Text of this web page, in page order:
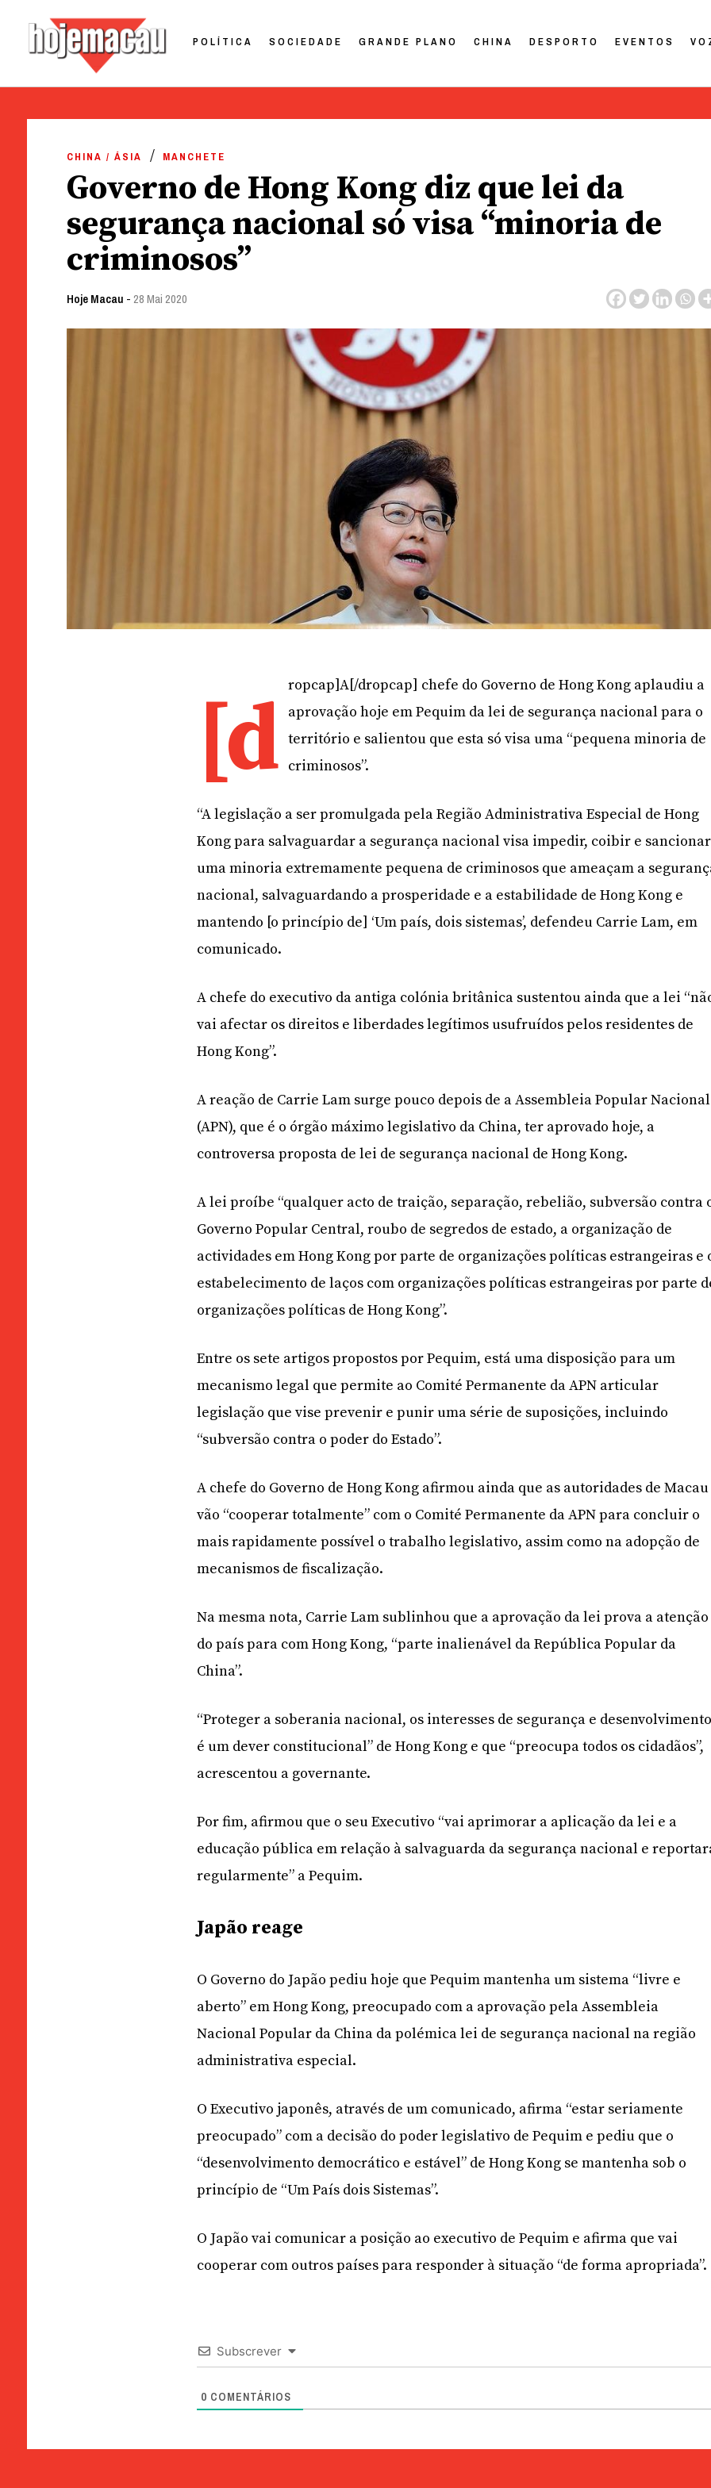
POLÍTICA SOCIEDADE GRANDE PLANO CHINA DESPORTO EVENTOS
CHINA / ÁSIA MANCHETE
Governo de Hong Kong diz que lei da
segurança nacional só visa “minoria de
criminosos”
Hoje Macau - 28 Mai 2020
[d ropcap]A[/dropcap] chefe do Governo de Hong Kong aplaudiu a
aprovação hoje em Pequim da lei de segurança nacional para o
território e salientou que esta só visa uma “pequena minoria de
criminosos”.
“A legislação a ser promulgada pela Região Administrativa Especial de Hong
Kong para salvaguardar a segurança nacional visa impedir, coibir e sancionar
uma minoria extremamente pequena de criminosos que ameaçam a
nacional, salvaguardando a prosperidade e a estabilidade de Hong Kong e
mantendo [o princípio de] ‘Um país, dois sistemas’, defendeu Carrie Lam, em
comunicado.
A chefe do executivo da antiga colónia britânica sustentou ainda que a lei
vai afectar os direitos e liberdades legítimos usufruídos pelos residentes de
Hong Kong”.
A reação de Carrie Lam surge pouco depois de a Assembleia Popular Nacional
(APN), que é o órgão máximo legislativo da China, ter aprovado hoje, a
controversa proposta de lei de segurança nacional de Hong Kong.
A lei proíbe “qualquer acto de traição, separação, rebelião, subversão contra
Governo Popular Central, roubo de segredos de estado, a organização de
actividades em Hong Kong por parte de organizações políticas estrangeiras e
estabelecimento de laços com organizações políticas estrangeiras por parte
organizações políticas de Hong Kong”.
Entre os sete artigos propostos por Pequim, está uma disposição para um
mecanismo legal que permite ao Comité Permanente da APN articular
legislação que vise prevenir e punir uma série de suposições, incluindo
“subversão contra o poder do Estado”.
A chefe do Governo de Hong Kong afirmou ainda que as autoridades de Macau
vão “cooperar totalmente” com o Comité Permanente da APN para concluir o
mais rapidamente possível o trabalho legislativo, assim como na adopção de
mecanismos de fiscalização.
Na mesma nota, Carrie Lam sublinhou que a aprovação da lei prova a atenção
do país para com Hong Kong, “parte inalienável da República Popular da
China”.
“Proteger a soberania nacional, os interesses de segurança e
é um dever constitucional” de Hong Kong e que “preocupa todos os cidadãos”,
acrescentou a governante.
Por fim, afirmou que o seu Executivo “vai aprimorar a aplicação da lei e a
educação pública em relação à salvaguarda da segurança nacional e
regularmente” a Pequim.
Japão reage
O Governo do Japão pediu hoje que Pequim mantenha um sistema “livre e
aberto” em Hong Kong, preocupado com a aprovação pela Assembleia
Nacional Popular da China da polémica lei de segurança nacional na região
administrativa especial.
O Executivo japonês, através de um comunicado, afirma “estar seriamente
preocupado” com a decisão do poder legislativo de Pequim e pediu que o
“desenvolvimento democrático e estável” de Hong Kong se mantenha sob o
princípio de “Um País dois Sistemas”.
O Japão vai comunicar a posição ao executivo de Pequim e afirma que vai
cooperar com outros países para responder à situação “de forma apropriada”.
Subscrever
0 COMENTÁRIOS